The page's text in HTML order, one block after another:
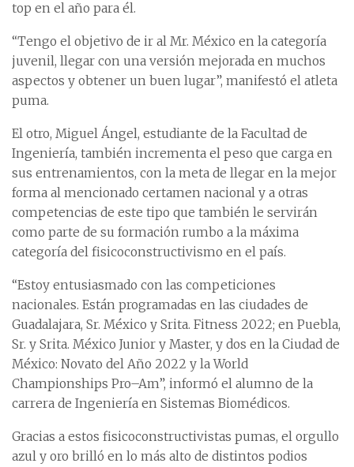
top en el año para él.
“Tengo el objetivo de ir al Mr. México en la categoría
juvenil, llegar con una versión mejorada en muchos
aspectos y obtener un buen lugar”, manifestó el atleta
puma.
El otro, Miguel Ángel, estudiante de la Facultad de
Ingeniería, también incrementa el peso que carga en
sus entrenamientos, con la meta de llegar en la mejor
forma al mencionado certamen nacional y a otras
competencias de este tipo que también le servirán
como parte de su formación rumbo a la máxima
categoría del fisicoconstructivismo en el país.
“Estoy entusiasmado con las competiciones
nacionales. Están programadas en las ciudades de
Guadalajara, Sr. México y Srita. Fitness 2022; en Puebla,
Sr. y Srita. México Junior y Master, y dos en la Ciudad de
México: Novato del Año 2022 y la World
Championships Pro–Am”, informó el alumno de la
carrera de Ingeniería en Sistemas Biomédicos.
Gracias a estos fisicoconstructivistas pumas, el orgullo
azul y oro brilló en lo más alto de distintos podios